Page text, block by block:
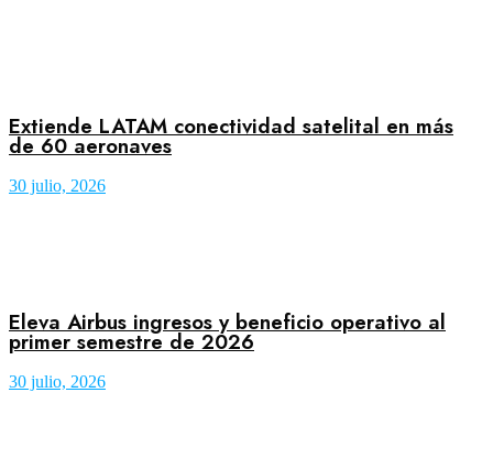
Extiende LATAM conectividad satelital en más
de 60 aeronaves
30 julio, 2026
Eleva Airbus ingresos y beneficio operativo al
primer semestre de 2026
30 julio, 2026